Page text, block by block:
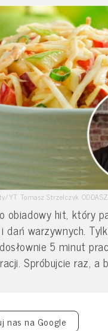
YT Tomasz Strzelczyk
obiadowy hit, który
dań warzywnych.
5 minut
Spróbujcie raz, a
nas na Google